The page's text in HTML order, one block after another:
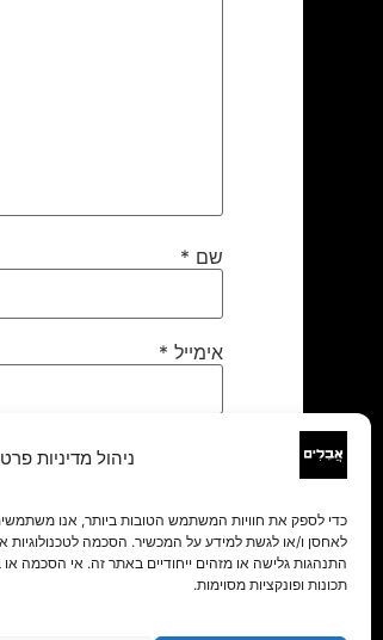
ניהול מדיניות
לאחסן ו/או לגשת למידע על המכשיר. הסכמה לטכנולוגיות
התנהגות גלישה או מזהים ייחודיים באתר זה. אי הסכמה
תכונות ופונקציות מסוימות.
שם *
אימייל *